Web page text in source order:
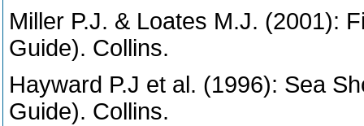
Miller P.J. & Loates M.J. (2001):
Guide). Collins.
Hayward P.J et al. (1996): Sea
Guide). Collins.